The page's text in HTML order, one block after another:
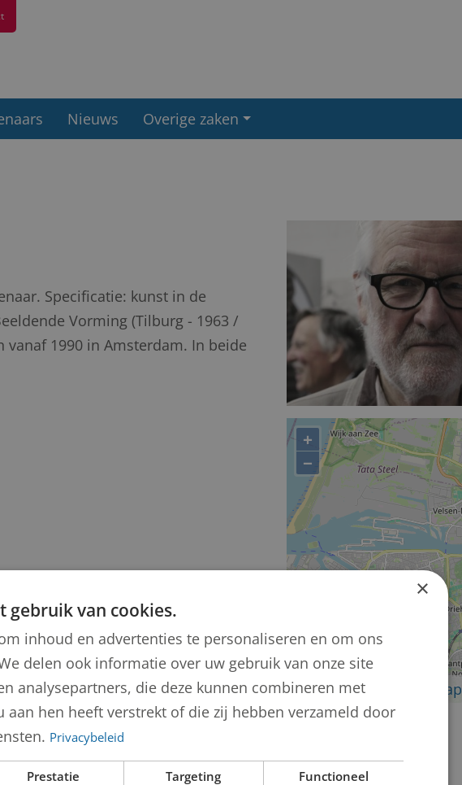
Nieuws Overige zaken
Specificatie: kunst in de
Vorming (Tilburg - 1963 /
1990 in Amsterdam. In beide
+
−
©OpenStreetMap
×
gebruik van cookies.
inhoud en advertenties te personaliseren en om ons
delen ook informatie over uw gebruik van onze site
analysepartners, die deze kunnen combineren met
aan hen heeft verstrekt of die zij hebben verzameld door
Privacybeleid
Prestatie Targeting Functioneel